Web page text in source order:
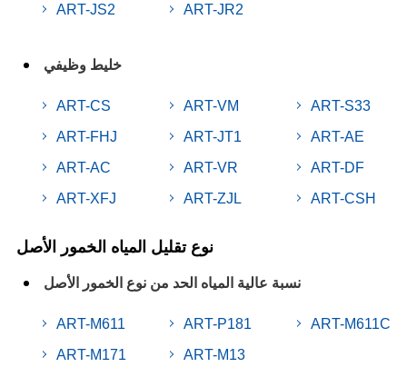
ART-JS2 ART-JR2
خليط وظيفي
ART-CS
ART-FHJ
ART-AC
ART-XFJ
ART-VM
ART-JT1
ART-VR
ART-ZJL
ART-S33
ART-AE
ART-DF
ART-CSH
نوع تقليل المياه الخمور الأصل
نسبة عالية المياه الحد من نوع الخمور الأصل
ART-M611
ART-M171
ART-P181
ART-M13
ART-M611C